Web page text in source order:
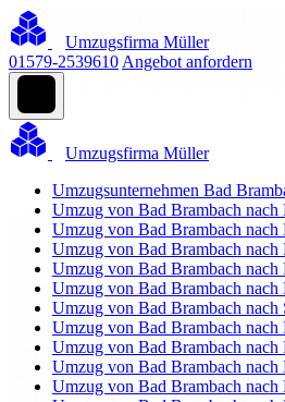
Umzugsfirma Müller
01579-2539610 Angebot anfordern
Umzugsfirma Müller
Umzugsunternehmen Bad
Umzug von Bad Brambach nach
Umzug von Bad Brambach nach
Umzug von Bad Brambach nach
Umzug von Bad Brambach nach
Umzug von Bad Brambach nach
Umzug von Bad Brambach nach
Umzug von Bad Brambach nach
Umzug von Bad Brambach nach
Umzug von Bad Brambach nach
Umzug von Bad Brambach nach